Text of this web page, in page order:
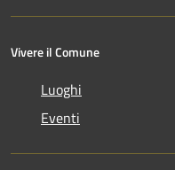
Vivere il Comune
Luoghi
Eventi